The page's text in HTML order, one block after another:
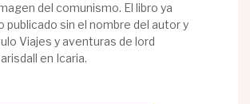
del comunismo. El libro ya
publicado sin el nombre del autor y
Viajes y aventuras de lord
en Icaria.